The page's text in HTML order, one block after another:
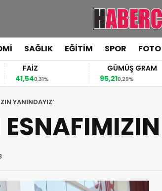
SAĞLIK EĞİTİM SPOR
FAİZ
0,31%
GÜMÜŞ GRAM
95,21 0,29%
YANINDAYIZ’